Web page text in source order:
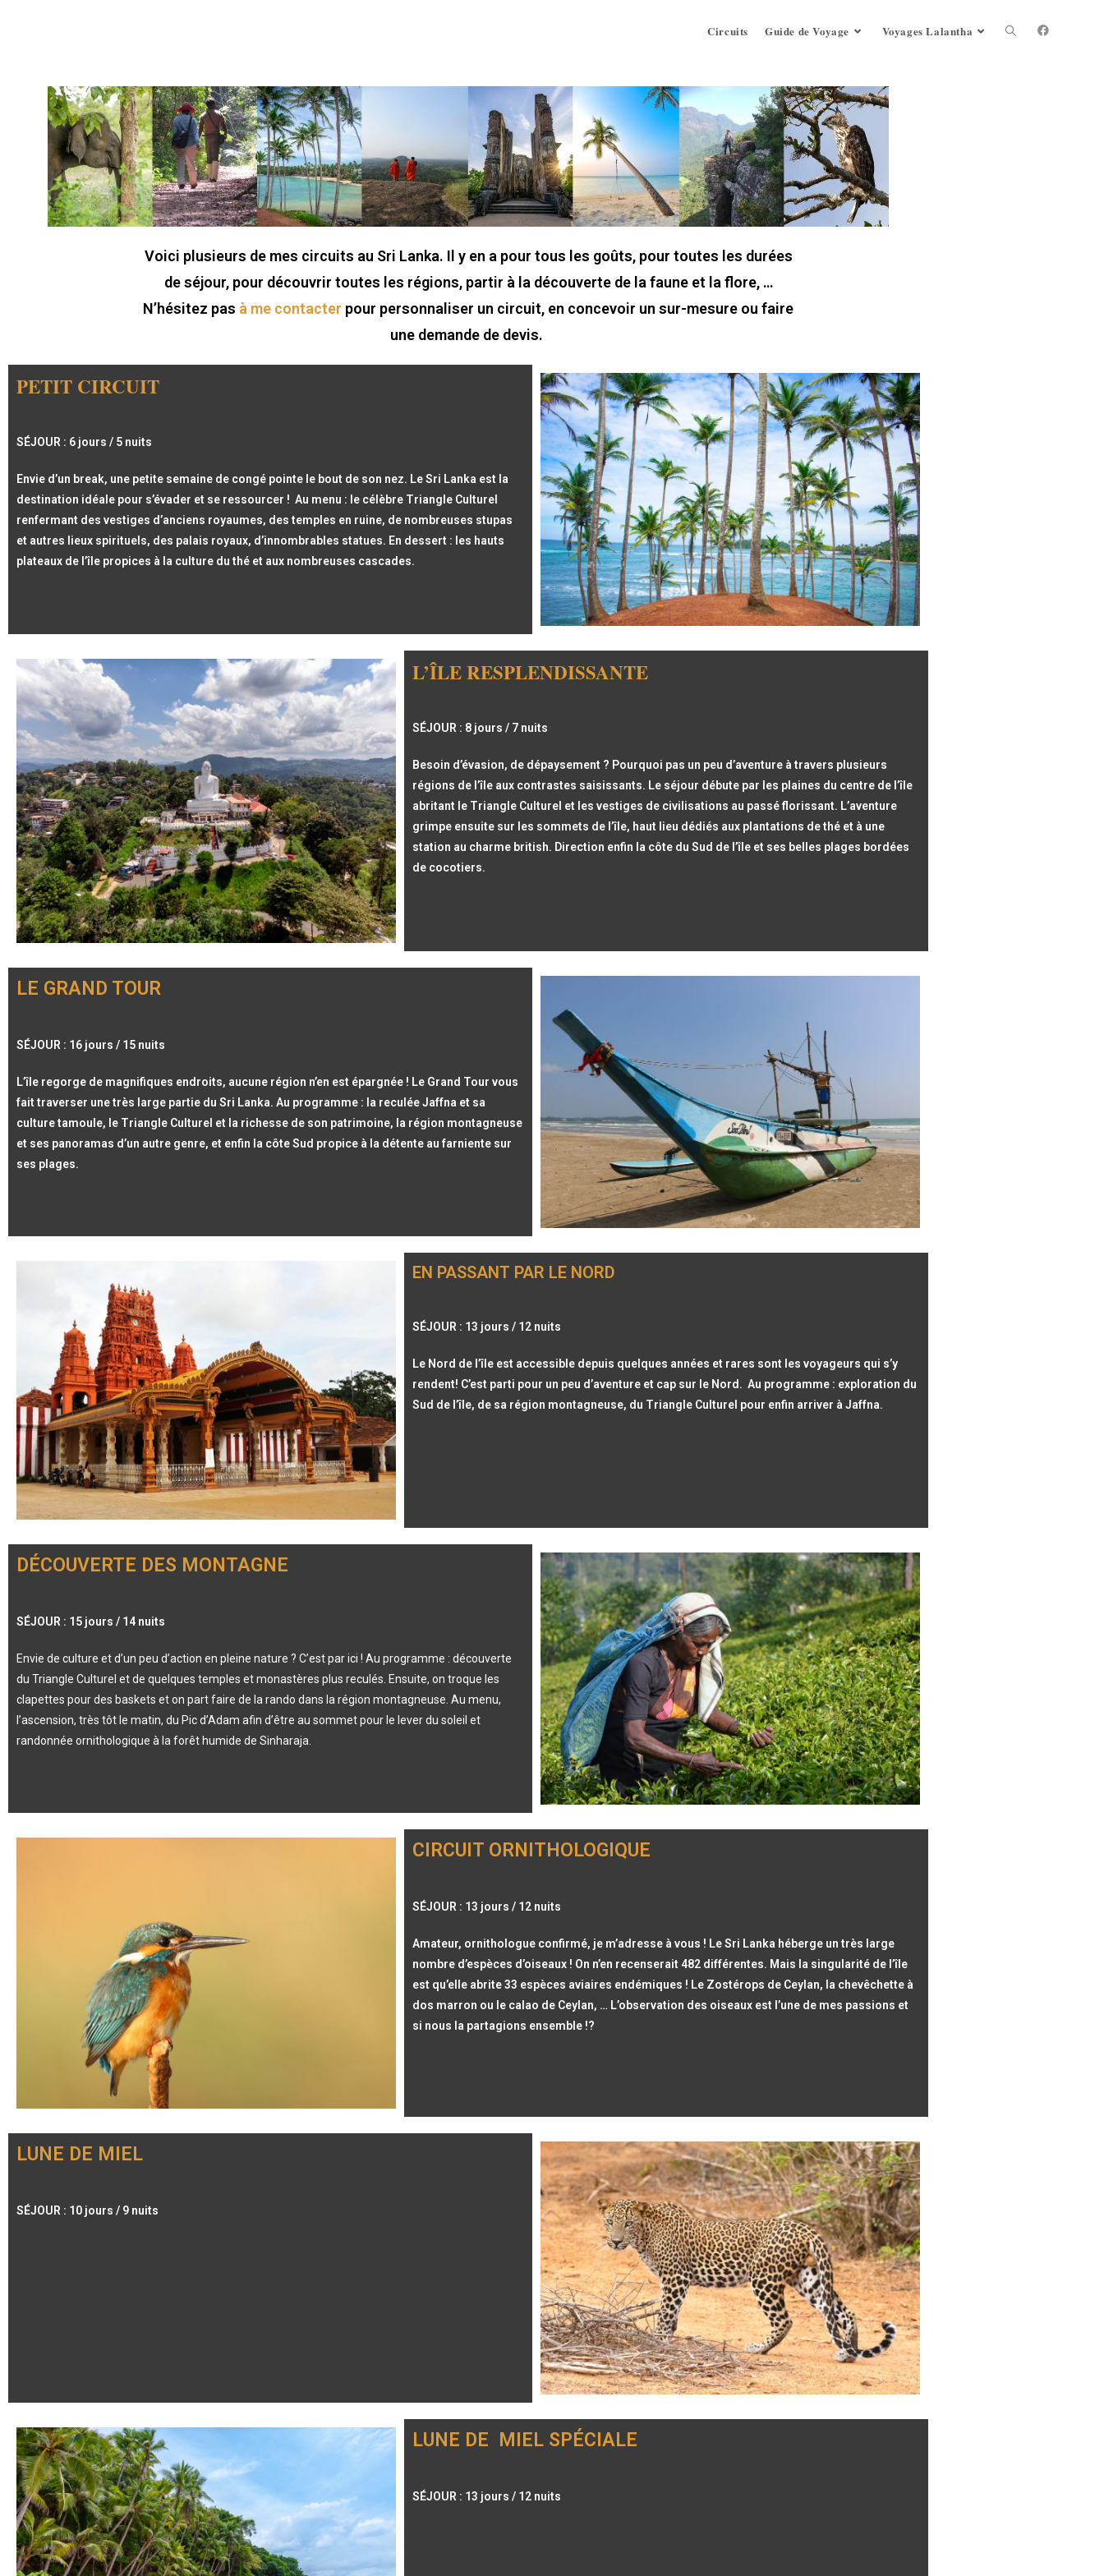
Circuits Guide de Voyage Voyages Lalantha
Voici plusieurs de mes circuits au Sri Lanka. Il y en a pour tous les goûts, pour toutes les durées
de séjour, pour découvrir toutes les régions, partir à la découverte de la faune et la flore, …
N’hésitez pas à me contacter pour personnaliser un circuit, en concevoir un sur-mesure ou faire
une demande de devis.
PETIT CIRCUIT
SÉJOUR : 6 jours / 5 nuits
Envie d’un break, une petite semaine de congé pointe le bout de son nez. Le Sri Lanka est la
destination idéale pour s’évader et se ressourcer ! Au menu : le célèbre Triangle Culturel
renfermant des vestiges d’anciens royaumes, des temples en ruine, de nombreuses stupas
et autres lieux spirituels, des palais royaux, d’innombrables statues. En dessert : les hauts
plateaux de l’île propices à la culture du thé et aux nombreuses cascades.
L’ÎLE RESPLENDISSANTE
SÉJOUR : 8 jours / 7 nuits
Besoin d’évasion, de dépaysement ? Pourquoi pas un peu d’aventure à travers plusieurs
régions de l’île aux contrastes saisissants. Le séjour débute par les plaines du centre de l’île
abritant le Triangle Culturel et les vestiges de civilisations au passé florissant. L’aventure
grimpe ensuite sur les sommets de l’île, haut lieu dédiés aux plantations de thé et à une
station au charme british. Direction enfin la côte du Sud de l’île et ses belles plages bordées
de cocotiers.
LE GRAND TOUR
SÉJOUR : 16 jours / 15 nuits
L’île regorge de magnifiques endroits, aucune région n’en est épargnée ! Le Grand Tour vous
fait traverser une très large partie du Sri Lanka. Au programme : la reculée Jaffna et sa
culture tamoule, le Triangle Culturel et la richesse de son patrimoine, la région montagneuse
et ses panoramas d’un autre genre, et enfin la côte Sud propice à la détente au farniente sur
ses plages.
EN PASSANT PAR LE NORD
SÉJOUR : 13 jours / 12 nuits
Le Nord de l’île est accessible depuis quelques années et rares sont les voyageurs qui s’y
rendent! C’est parti pour un peu d’aventure et cap sur le Nord. Au programme : exploration du
Sud de l’île, de sa région montagneuse, du Triangle Culturel pour enfin arriver à Jaffna.
DÉCOUVERTE DES MONTAGNE
SÉJOUR : 15 jours / 14 nuits
Envie de culture et d’un peu d’action en pleine nature ? C’est par ici ! Au programme : découverte
du Triangle Culturel et de quelques temples et monastères plus reculés. Ensuite, on troque les
clapettes pour des baskets et on part faire de la rando dans la région montagneuse. Au menu,
l’ascension, très tôt le matin, du Pic d’Adam afin d’être au sommet pour le lever du soleil et
randonnée ornithologique à la forêt humide de Sinharaja.
CIRCUIT ORNITHOLOGIQUE
SÉJOUR : 13 jours / 12 nuits
Amateur, ornithologue confirmé, je m’adresse à vous ! Le Sri Lanka héberge un très large
nombre d’espèces d’oiseaux ! On n’en recenserait 482 différentes. Mais la singularité de l’île
est qu’elle abrite 33 espèces aviaires endémiques ! Le Zostérops de Ceylan, la chevêchette à
dos marron ou le calao de Ceylan, … L’observation des oiseaux est l’une de mes passions et
si nous la partagions ensemble !?
LUNE DE MIEL
SÉJOUR : 10 jours / 9 nuits
LUNE DE MIEL SPÉCIALE
SÉJOUR : 13 jours / 12 nuits